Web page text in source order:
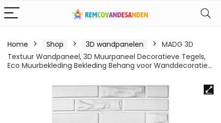
Home Shop 3D wandpanelen
MADG 3D
Textuur Wandpaneel, 3D Muurpaneel Decoratieve Tegels,
Eco Muurbekleding Bekleding Behang voor Wanddecoratie…